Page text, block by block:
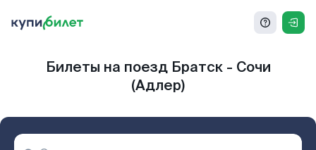
Билеты на поезд Братск - Сочи
(Адлер)